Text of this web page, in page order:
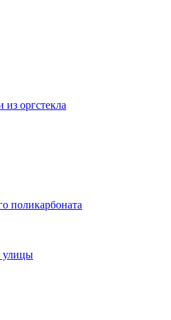
оргстекла
поликарбоната
улицы